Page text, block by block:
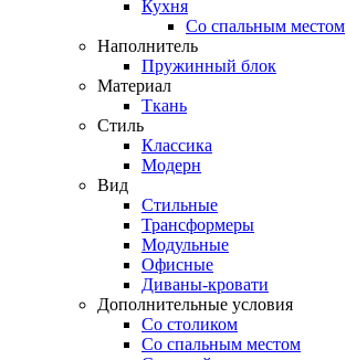
Кухня
Со спальным местом
Наполнитель
Пружинный блок
Материал
Ткань
Стиль
Классика
Модерн
Вид
Стильные
Трансформеры
Модульные
Офисные
Диваны-кровати
Дополнительные условия
Со столиком
Со спальным местом